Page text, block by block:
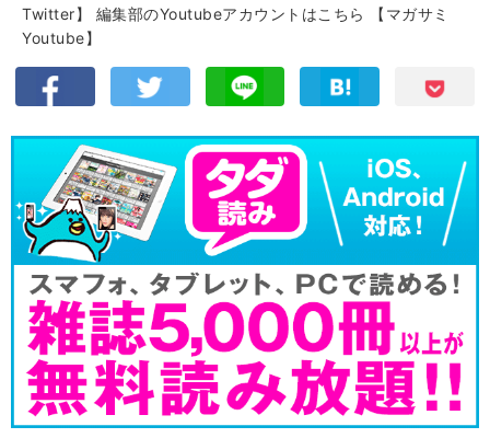
Twitter】
編集部のYoutubeアカウントはこちら
【マガサミ
Youtube】